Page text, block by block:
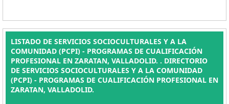
LISTADO DE SERVICIOS SOCIOCULTURALES Y A LA
COMUNIDAD (PCPI) - PROGRAMAS DE CUALIFICACIÓN
PROFESIONAL EN ZARATAN, VALLADOLID. . DIRECTORIO
DE SERVICIOS SOCIOCULTURALES Y A LA COMUNIDAD
(PCPI) - PROGRAMAS DE CUALIFICACIÓN PROFESIONAL EN
ZARATAN, VALLADOLID.